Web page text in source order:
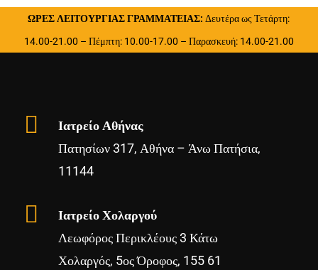
ΩΡΕΣ ΛΕΙΤΟΥΡΓΙΑΣ ΓΡΑΜΜΑΤΕΙΑΣ: Δευτέρα ως Τετάρτη:
14.00-21.00 – Πέμπτη: 10.00-17.00 – Παρασκευή: 14.00-21.00
Ιατρείο Αθήνας
Πατησίων 317, Αθήνα – Άνω Πατήσια,
11144
Ιατρείο Χολαργού
Λεωφόρος Περικλέους 3 Κάτω
Χολαργός, 5ος Όροφος, 155 61